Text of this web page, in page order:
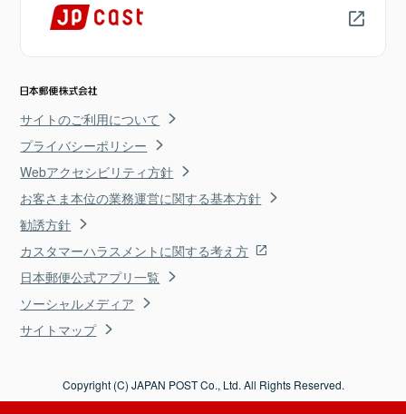
サイトのご利用について
プライバシーポリシー
Webアクセシビリティ方針
お客さま本位の業務運営に関する基本方針
勧誘方針
カスタマーハラスメントに関する考え方
日本郵便公式アプリ一覧
ソーシャルメディア
サイトマップ
Copyright (C) JAPAN POST Co., Ltd. All Rights Reserved.